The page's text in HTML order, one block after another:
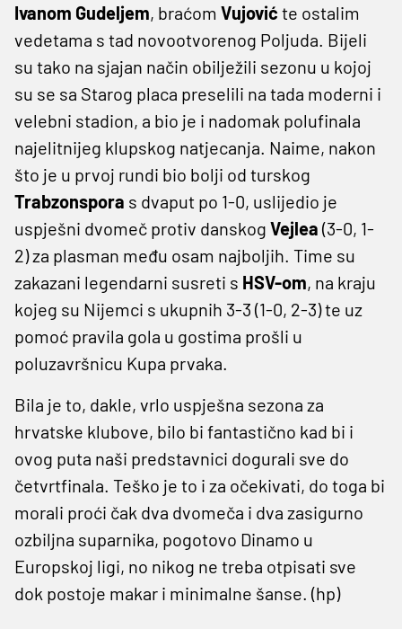
Ivanom Gudeljem, braćom Vujović te ostalim
vedetama s tad novootvorenog Poljuda. Bijeli
su tako na sjajan način obilježili sezonu u kojoj
su se sa Starog placa preselili na tada moderni i
velebni stadion, a bio je i nadomak polufinala
najelitnijeg klupskog natjecanja. Naime, nakon
što je u prvoj rundi bio bolji od turskog
Trabzonspora s dvaput po 1-0, uslijedio je
uspješni dvomeč protiv danskog Vejlea (3-0, 1-
2) za plasman među osam najboljih. Time su
zakazani legendarni susreti s HSV-om, na kraju
kojeg su Nijemci s ukupnih 3-3 (1-0, 2-3) te uz
pomoć pravila gola u gostima prošli u
poluzavršnicu Kupa prvaka.
Bila je to, dakle, vrlo uspješna sezona za
hrvatske klubove, bilo bi fantastično kad bi i
ovog puta naši predstavnici dogurali sve do
četvrtfinala. Teško je to i za očekivati, do toga bi
morali proći čak dva dvomeča i dva zasigurno
ozbiljna suparnika, pogotovo Dinamo u
Europskoj ligi, no nikog ne treba otpisati sve
dok postoje makar i minimalne šanse. (hp)